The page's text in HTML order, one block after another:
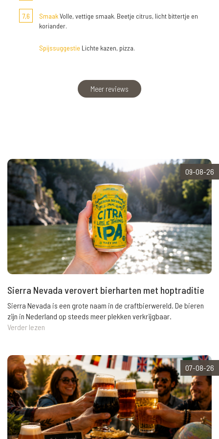
7,6 SmaakVolle, vettige smaak. Beetje citrus, licht bittertje en
koriander.
Spijssuggestie Lichte kazen, pizza.
Meer reviews
09-08-26
Sierra Nevada verovert bierharten met hoptraditie
Sierra Nevada is een grote naam in de craftbierwereld. De bieren
zijn in Nederland op steeds meer plekken verkrijgbaar.
Verder lezen
07-08-26